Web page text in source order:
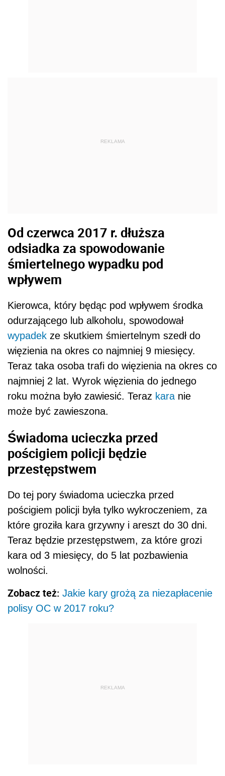
REKLAMA
Od czerwca 2017 r. dłuższa
odsiadka za spowodowanie
śmiertelnego wypadku pod
wpływem
Kierowca, który będąc pod wpływem środka
odurzającego lub alkoholu, spowodował
wypadek ze skutkiem śmiertelnym szedł do
więzienia na okres co najmniej 9 miesięcy.
Teraz taka osoba trafi do więzienia na okres co
najmniej 2 lat. Wyrok więzienia do jednego
roku można było zawiesić. Teraz kara nie
może być zawieszona.
Świadoma ucieczka przed
pościgiem policji będzie
przestępstwem
Do tej pory świadoma ucieczka przed
pościgiem policji była tylko wykroczeniem, za
które groziła kara grzywny i areszt do 30 dni.
Teraz będzie przestępstwem, za które grozi
kara od 3 miesięcy, do 5 lat pozbawienia
wolności.
Zobacz też: Jakie kary grożą za niezapłacenie
polisy OC w 2017 roku?
REKLAMA